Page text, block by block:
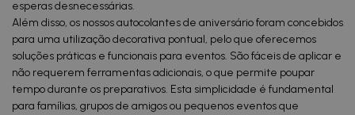
esperas desnecessárias.
Além disso, os nossos autocolantes de aniversário foram concebidos
para uma utilização decorativa pontual, pelo que oferecemos
soluções práticas e funcionais para eventos. São fáceis de aplicar e
não requerem ferramentas adicionais, o que permite poupar
tempo durante os preparativos. Esta simplicidade é fundamental
para famílias, grupos de amigos ou pequenos eventos que